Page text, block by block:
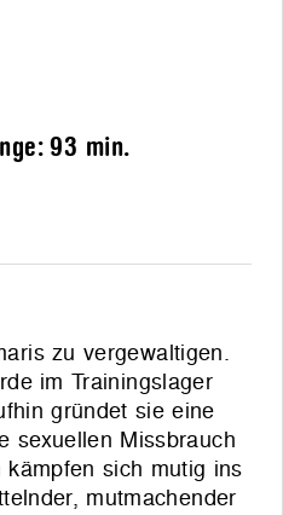
93 min.
zu vergewaltigen.
im Trainingslager
gründet sie eine
sexuellen Missbrauch
sich mutig ins
mutmachender